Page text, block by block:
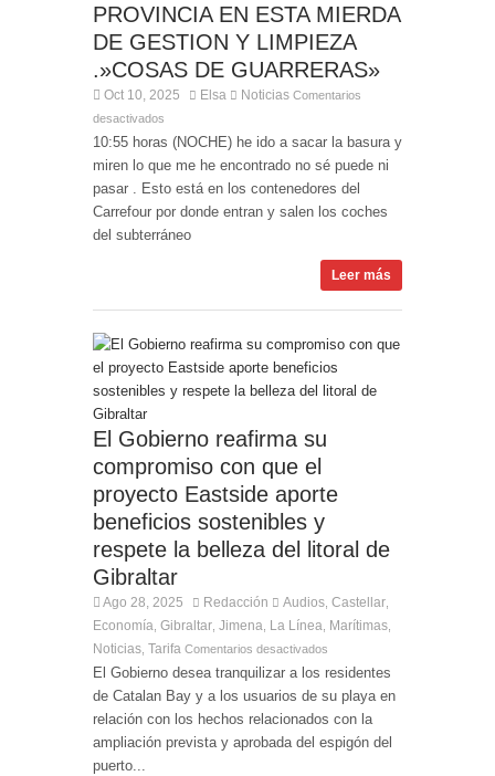
PROVINCIA EN ESTA MIERDA
DE GESTION Y LIMPIEZA
.»COSAS DE GUARRERAS»
Oct 10, 2025 Elsa Noticias Comentarios
desactivados
10:55 horas (NOCHE) he ido a sacar la basura y
miren lo que me he encontrado no sé puede ni
pasar . Esto está en los contenedores del
Carrefour por donde entran y salen los coches
del subterráneo
Leer más
El Gobierno reafirma su
compromiso con que el
proyecto Eastside aporte
beneficios sostenibles y
respete la belleza del litoral de
Gibraltar
Ago 28, 2025 Redacción Audios, Castellar,
Economía, Gibraltar, Jimena, La Línea, Marítimas,
Noticias, Tarifa Comentarios desactivados
El Gobierno desea tranquilizar a los residentes
de Catalan Bay y a los usuarios de su playa en
relación con los hechos relacionados con la
ampliación prevista y aprobada del espigón del
puerto...